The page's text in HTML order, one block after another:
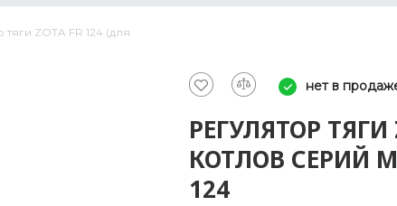
тяги ZOTA FR 124 (для
нет в
РЕГУЛЯТОР ТЯГИ
КОТЛОВ СЕРИЙ
124